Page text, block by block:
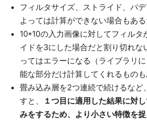
フィルタサイズ、ストライド、パ
よっては計算ができない場合もある
10*10の入力画像に対してフィルタ
イドを3にした場合だと割り切れな
ってはエラーになる（ライブラリ
能な部分だけ計算してくれるものも
畳み込み層を2つ連続で続けるなど
すと、
１つ目に適用した結果に対
みをするため、より小さい特徴を